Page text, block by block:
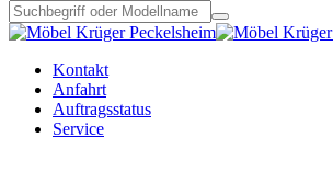
Kontakt
Anfahrt
Auftragsstatus
Service